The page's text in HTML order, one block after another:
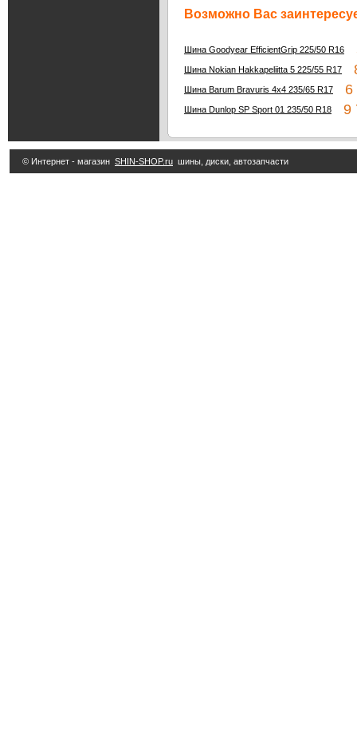
Возможно Вас
Шина Goodyear EfficientGrip 225/50 R16
Шина Nokian Hakkapeliitta 5 225/55 R17
Шина Barum Bravuris 4x4 235/65 R17 6
Шина Dunlop SP Sport 01 235/50 R18 9
© Интернет - магазин SHIN-SHOP.ru шины, диски, автозапчасти